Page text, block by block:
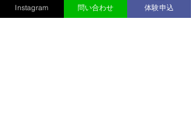
Instagram 問い合わせ 体験申込